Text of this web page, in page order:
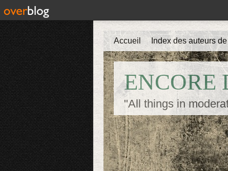
ENCORE
"All things in
Accueil Index des auteurs de